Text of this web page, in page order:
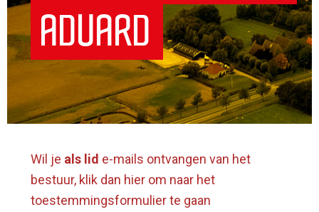
ADUARD
Wil je als lid e-mails ontvangen van het
bestuur, klik dan hier om naar het
toestemmingsformulier te gaan